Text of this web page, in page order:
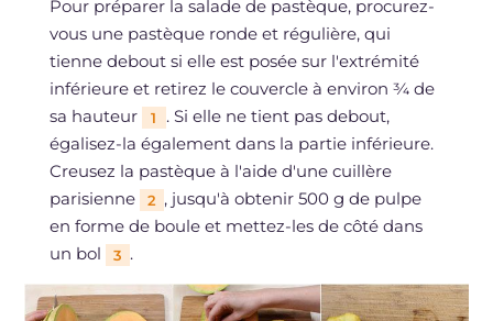
Pour préparer la salade de pastèque, procurez-
vous une pastèque ronde et régulière, qui
tienne debout si elle est posée sur l'extrémité
inférieure et retirez le couvercle à environ ¾ de
sa hauteur
1
. Si elle ne tient pas debout,
égalisez-la également dans la partie inférieure.
Creusez la pastèque à l'aide d'une cuillère
parisienne
2 , jusqu'à obtenir 500 g de pulpe
en forme de boule et mettez-les de côté dans
un bol
3 .